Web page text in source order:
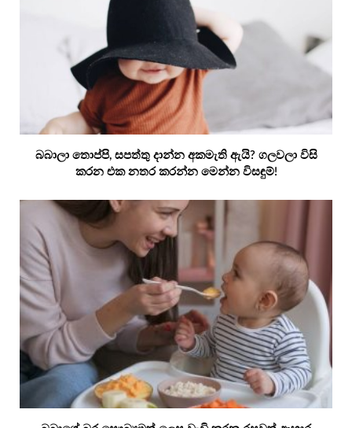
බබාලා තොප්පි, සපත්තු දාන්න අකමැති ඇයි? ගලවලා විසි
කරන එක නතර කරන්න මෙන්න විසඳුම්!